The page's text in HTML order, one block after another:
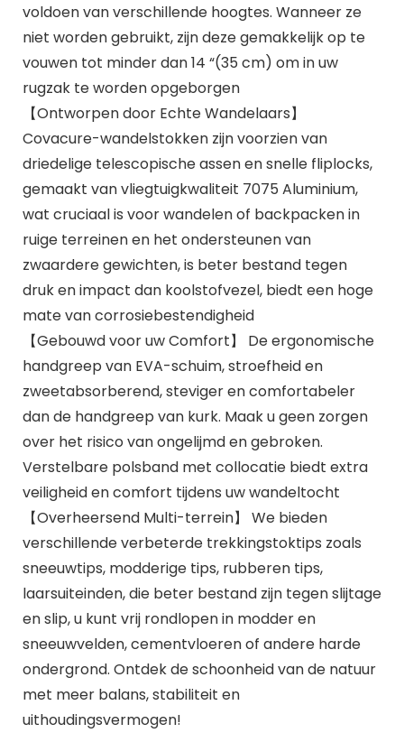
voldoen van verschillende hoogtes. Wanneer ze
niet worden gebruikt, zijn deze gemakkelijk op te
vouwen tot minder dan 14 “(35 cm) om in uw
rugzak te worden opgeborgen
【Ontworpen door Echte Wandelaars】
Covacure-wandelstokken zijn voorzien van
driedelige telescopische assen en snelle fliplocks,
gemaakt van vliegtuigkwaliteit 7075 Aluminium,
wat cruciaal is voor wandelen of backpacken in
ruige terreinen en het ondersteunen van
zwaardere gewichten, is beter bestand tegen
druk en impact dan koolstofvezel, biedt een hoge
mate van corrosiebestendigheid
【Gebouwd voor uw Comfort】 De ergonomische
handgreep van EVA-schuim, stroefheid en
zweetabsorberend, steviger en comfortabeler
dan de handgreep van kurk. Maak u geen zorgen
over het risico van ongelijmd en gebroken.
Verstelbare polsband met collocatie biedt extra
veiligheid en comfort tijdens uw wandeltocht
【Overheersend Multi-terrein】 We bieden
verschillende verbeterde trekkingstoktips zoals
sneeuwtips, modderige tips, rubberen tips,
laarsuiteinden, die beter bestand zijn tegen slijtage
en slip, u kunt vrij rondlopen in modder en
sneeuwvelden, cementvloeren of andere harde
ondergrond. Ontdek de schoonheid van de natuur
met meer balans, stabiliteit en
uithoudingsvermogen!